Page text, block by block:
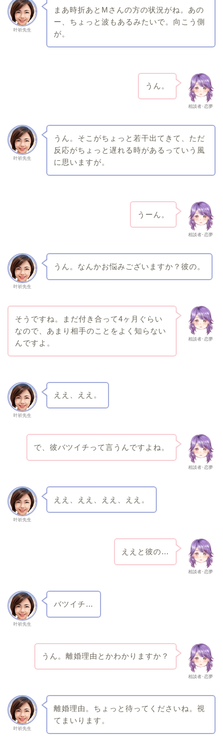
叶祈先生
まあ時折あとMさんの方の状況がね。あの
ー、ちょっと波もあるみたいで。向こう側
が。
相談者･恋夢
うん。
叶祈先生
うん。そこがちょっと若干出てきて、ただ
反応がちょっと遅れる時があるっていう風
に思いますが。
相談者･恋夢
うーん。
叶祈先生
うん。なんかお悩みございますか？彼の。
相談者･恋夢
そうですね。まだ付き合って4ヶ月ぐらい
なので、あまり相手のことをよく知らない
んですよ。
叶祈先生
ええ、ええ。
相談者･恋夢
で、彼バツイチって言うんですよね。
叶祈先生
ええ、ええ、ええ、ええ。
相談者･恋夢
ええと彼の…
叶祈先生
バツイチ…
相談者･恋夢
うん。離婚理由とかわかりますか？
叶祈先生
離婚理由。ちょっと待ってくださいね。視
てまいります。